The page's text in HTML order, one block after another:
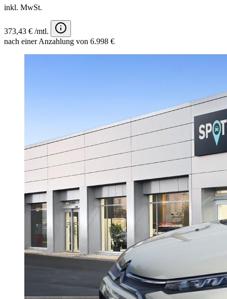
inkl. MwSt.
373,43 € /mtl.
nach einer Anzahlung von 6.998 €